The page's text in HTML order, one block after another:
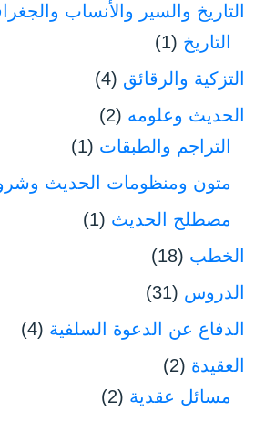
التاريخ والسير والأنساب
التاريخ (1)
التزكية والرقائق (4)
الحديث وعلومه (2)
التراجم والطبقات (1)
متون ومنظومات الحديث
مصطلح الحديث (1)
الخطب (18)
الدروس (31)
الدفاع عن الدعوة السلفية (4)
العقيدة (2)
مسائل عقدية (2)